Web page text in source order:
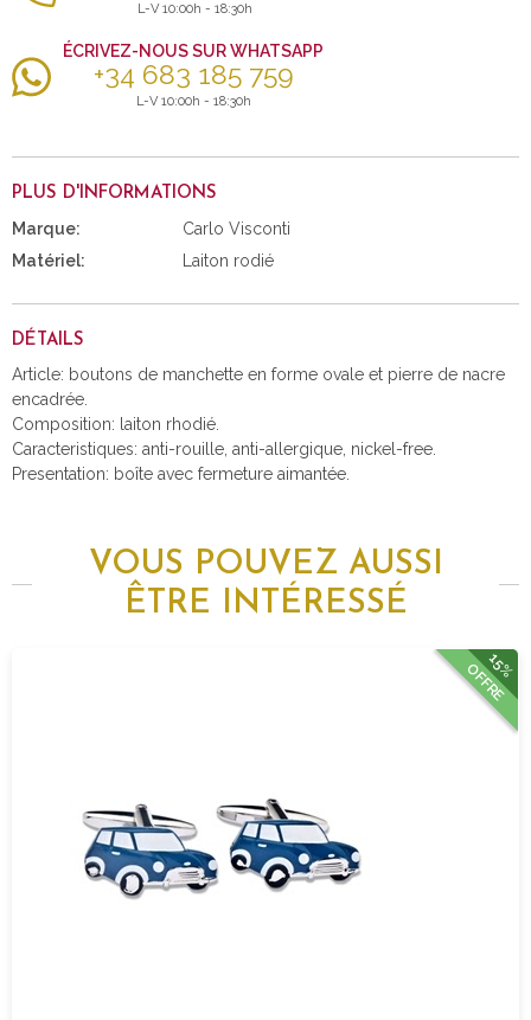
L-V 10:00h - 18:30h
ÉCRIVEZ-NOUS SUR WHATSAPP
+34 683 185 759
L-V 10:00h - 18:30h
PLUS D'INFORMATIONS
Marque:
Carlo Visconti
Matériel:
Laiton rodié
DÉTAILS
Article: boutons de manchette en forme ovale et pierre de nacre
encadrée.
Composition: laiton rhodié.
Caracteristiques: anti-rouille, anti-allergique, nickel-free.
Presentation: boîte avec fermeture aimantée.
VOUS POUVEZ AUSSI
ÊTRE INTÉRESSÉ
15%
OFFRE